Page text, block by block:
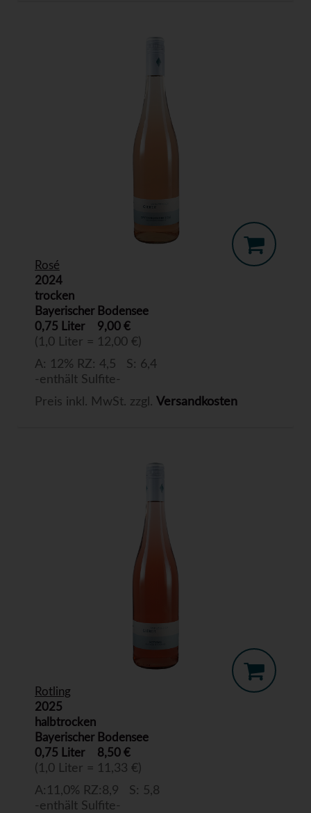
Rosé
2024
trocken
Bayerischer Bodensee
0,75 Liter
9,00 €
(1,0 Liter = 12,00 €)
A: 12% RZ: 4,5 S: 6,4
-enthält Sulfite-
Preis inkl. MwSt. zzgl. Versandkosten
Rotling
2025
halbtrocken
Bayerischer Bodensee
0,75 Liter
8,50 €
(1,0 Liter = 11,33 €)
A:11,0% RZ:8,9 S: 5,8
-enthält Sulfite-